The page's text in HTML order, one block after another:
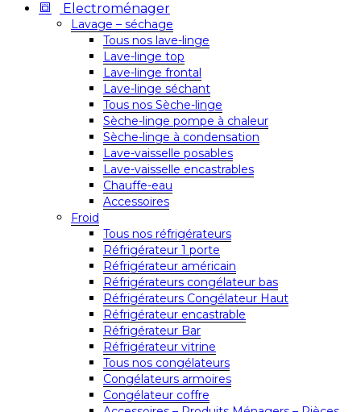
Electroménager
Lavage – séchage
Tous nos lave-linge
Lave-linge top
Lave-linge frontal
Lave-linge séchant
Tous nos Sèche-linge
Sèche-linge pompe à chaleur
Sèche-linge à condensation
Lave-vaisselle posables
Lave-vaisselle encastrables
Chauffe-eau
Accessoires
Froid
Tous nos réfrigérateurs
Réfrigérateur 1 porte
Réfrigérateur américain
Réfrigérateurs congélateur bas
Réfrigérateurs Congélateur Haut
Réfrigérateur encastrable
Réfrigérateur Bar
Réfrigérateur vitrine
Tous nos congélateurs
Congélateurs armoires
Congélateur coffre